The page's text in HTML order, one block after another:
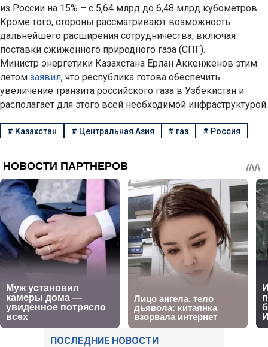
ПОСЛЕДНИЕ НОВОСТИ
из России на 15% – с 5,64 млрд до 6,48 млрд кубометров.
Кроме того, стороны рассматривают возможность
дальнейшего расширения сотрудничества, включая
поставки сжиженного природного газа (СПГ).
Министр энергетики Казахстана Ерлан Аккенженов этим
летом заявил, что республика готова обеспечить
увеличение транзита российского газа в Узбекистан и
располагает для этого всей необходимой инфраструктурой.
# Казахстан # Центральная Азия # газ # Россия